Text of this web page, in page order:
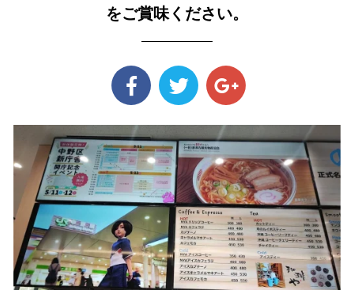
をご賞味ください。